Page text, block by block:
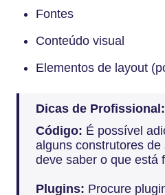
Fontes
Conteúdo visual
Elementos de layout
Dicas de Profissional:
Código: É possível
alguns construtores
deve saber o que está
Plugins: Procure